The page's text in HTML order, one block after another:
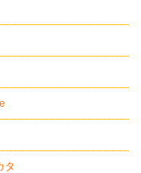
タ